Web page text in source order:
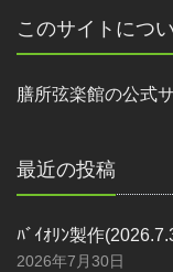
このサイトにつ
膳所弦楽館の公式
最近の投稿
ﾊﾞｲｵﾘﾝ製作
2026年7月30日